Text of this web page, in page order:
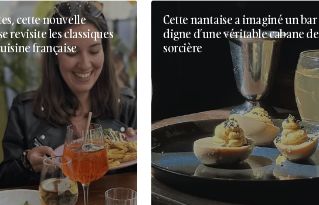
cette nouvelle
revisite les classiques
française
Cette nantaise a imaginé un bar
digne d’une véritable cabane de
sorcière